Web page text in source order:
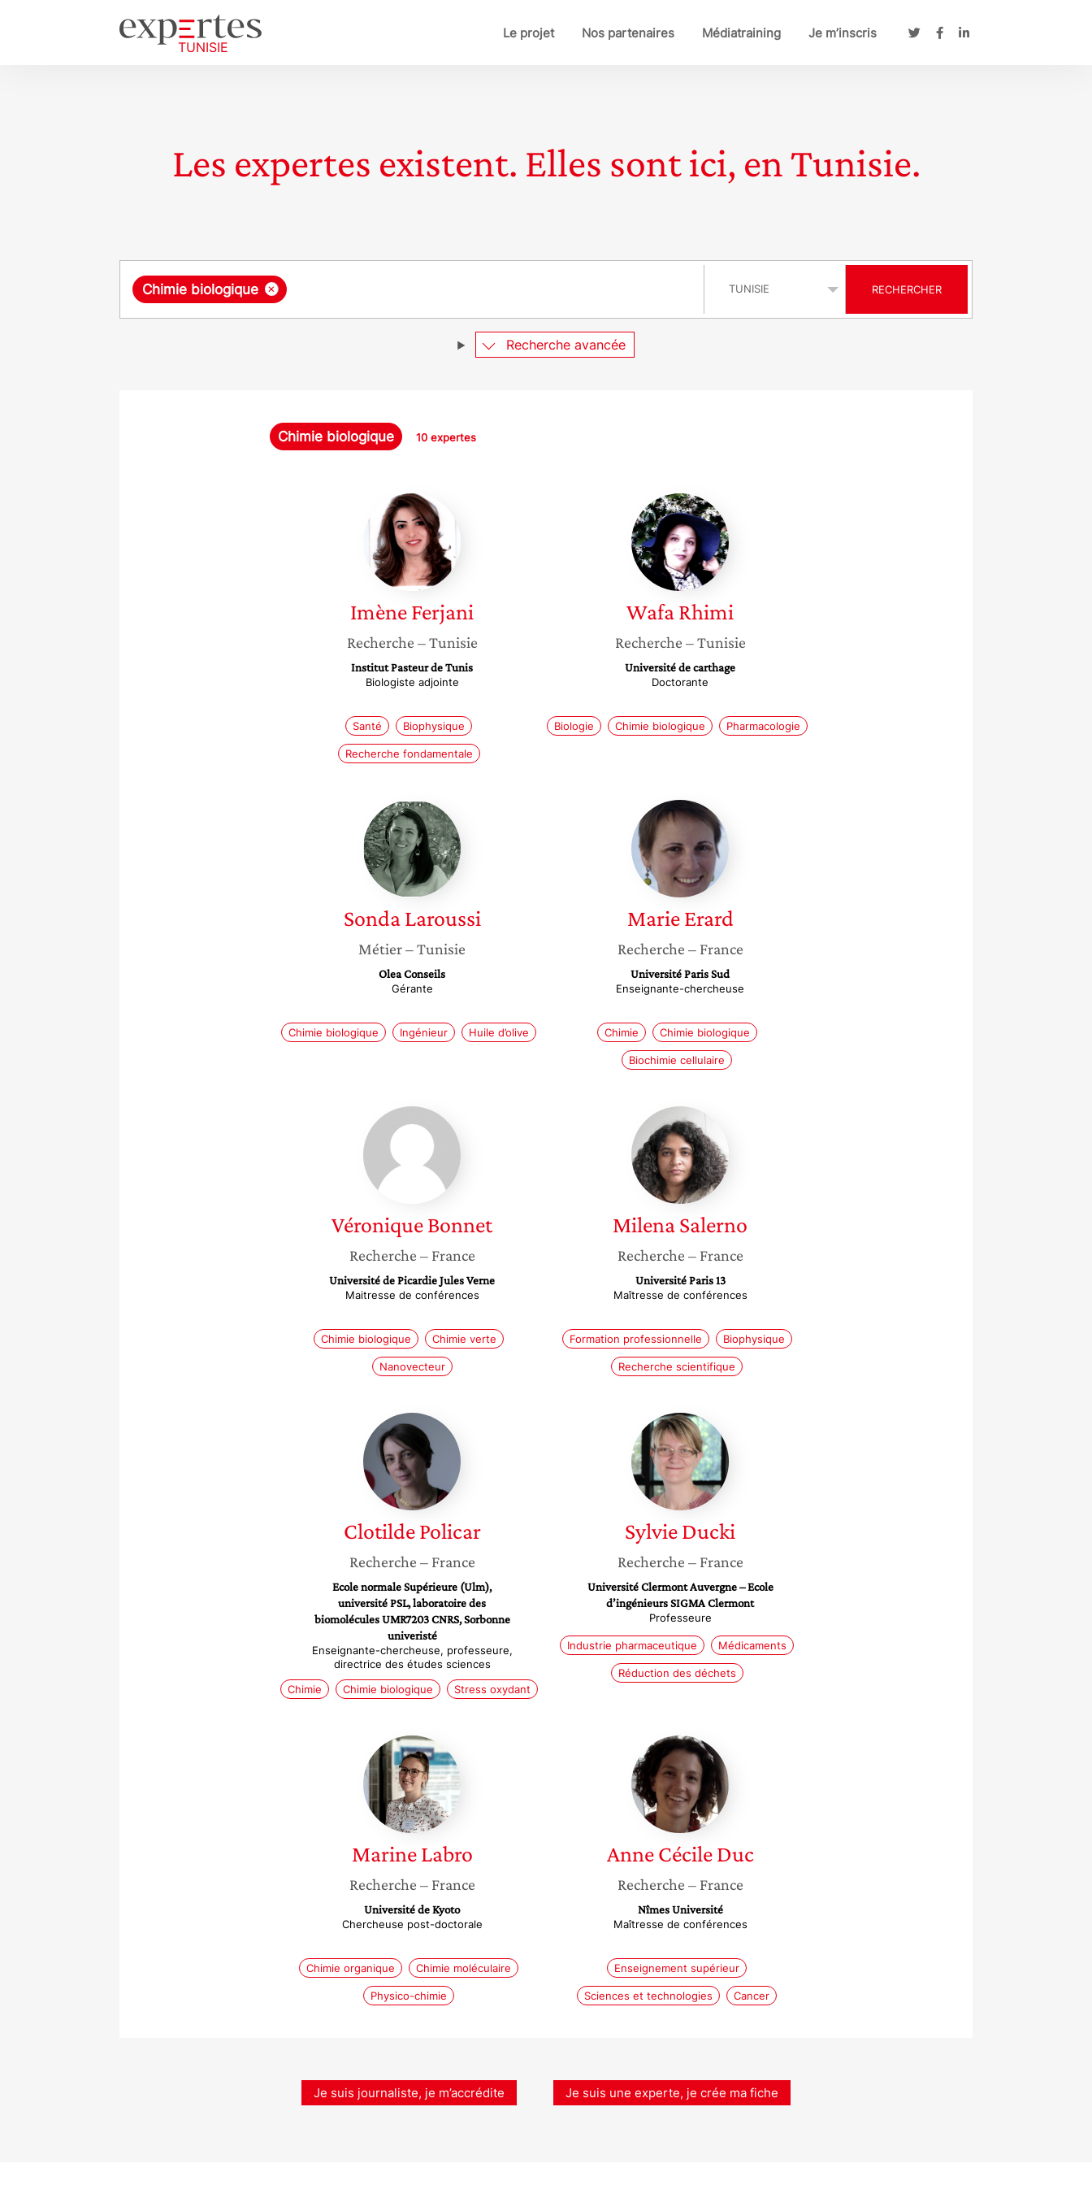
Le projet Nos partenaires Médiatraining Je m’inscris
Les expertes existent. Elles sont ici, en Tunisie.
Requête ×
Chimie biologique RECHERCHER
Recherche avancée
Chimie biologique 10 expertes
Imène
Ferjani
ImèneFerjani
Recherche – Tunisie
Institut Pasteur de Tunis
Biologiste adjointe
Santé Biophysique
Recherche fondamentale
Wafa
Rhimi
WafaRhimi
Recherche – Tunisie
Université de carthage
Doctorante
Biologie Chimie biologique Pharmacologie
Sonda
Laroussi
Sonda Laroussi
Métier– Tunisie
Olea Conseils
Gérante
Chimie biologique Ingénieur Huile d’olive
Marie
Erard
Marie Erard
Recherche – France
Université Paris Sud
Enseignante-chercheuse
Chimie Chimie biologique
Biochimie cellulaire
Véronique
Bonnet
VéroniqueBonnet
Recherche – France
Université de Picardie Jules Verne
Maitresse de conférences
Chimie biologique Chimie verte
Nanovecteur
Milena
Salerno
MilenaSalerno
Recherche – France
Université Paris 13
Maîtresse de conférences
Formation professionnelle Biophysique
Recherche scientifique
Clotilde
Policar
Clotilde Policar
Recherche – France
Ecole normale Supérieure (Ulm),
université PSL, laboratoire des
biomolécules UMR7203 CNRS, Sorbonne
univeristé
Enseignante-chercheuse, professeure,
directrice des études sciences
Chimie
Chimie biologique Stress oxydant
Sylvie
Ducki
SylvieDucki
Recherche – France
Université Clermont Auvergne – Ecole
d’ingénieurs SIGMA Clermont
Professeure
Industrie pharmaceutique Médicaments
Réduction des déchets
Marine
Labro
Marine Labro
Recherche – France
Université de Kyoto
Chercheuse post-doctorale
Chimie organique Chimie moléculaire
Physico-chimie
Anne
Cécile
Duc
Anne Cécile Duc
Recherche – France
Nîmes Université
Maîtresse de conférences
Enseignement supérieur
Sciences et technologies Cancer
Je suis journaliste, je m’accrédite Je suis une experte, je crée ma fiche